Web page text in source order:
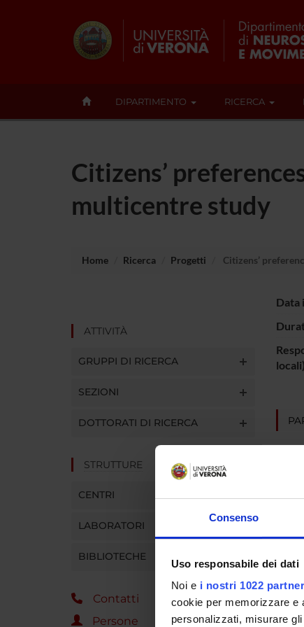
Consenso
Uso responsabile dei dati
Noi e i nostri 1022 partner
cookie per memorizzare e
personalizzati, misurare
DIPARTIMENTO RICERCA
Citizens’
multicentre study
Home Ricerca Progetti Citizens’
ATTIVITÀ
GRUPPI DI RICERCA
SEZIONI
DOTTORATI DI RICERCA
STRUTTURE
CENTRI
LABORATORI
BIBLIOTECHE
Contatti
Persone
Data
locali)